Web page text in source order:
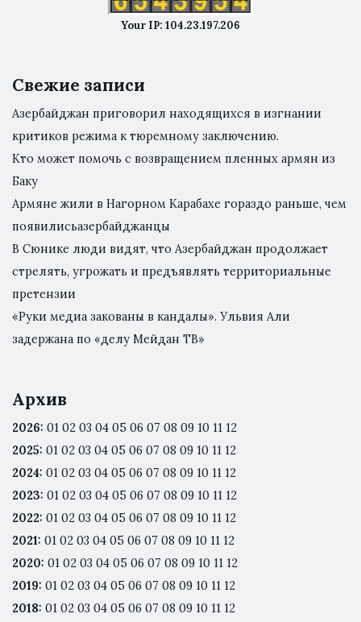
Your IP: 104.23.197.206
Свежие записи
Азербайджан приговорил находящихся в изгнании
критиков режима к тюремному заключению.
Кто может помочь с возвращением пленных армян из
Баку
Армяне жили в Нагорном Карабахе гораздо раньше, чем
появилисьазербайджанцы
В Сюнике люди видят, что Азербайджан продолжает
стрелять, угрожать и предъявлять территориальные
претензии
«Руки медиа закованы в кандалы». Ульвия Али
задержана по «делу Мейдан ТВ»
Архив
2026: 01 02 03 04 05 06 07 08 09 10 11 12
2025: 01 02 03 04 05 06 07 08 09 10 11 12
2024: 01 02 03 04 05 06 07 08 09 10 11 12
2023: 01 02 03 04 05 06 07 08 09 10 11 12
2022: 01 02 03 04 05 06 07 08 09 10 11 12
2021: 01 02 03 04 05 06 07 08 09 10 11 12
2020: 01 02 03 04 05 06 07 08 09 10 11 12
2019: 01 02 03 04 05 06 07 08 09 10 11 12
2018: 01 02 03 04 05 06 07 08 09 10 11 12